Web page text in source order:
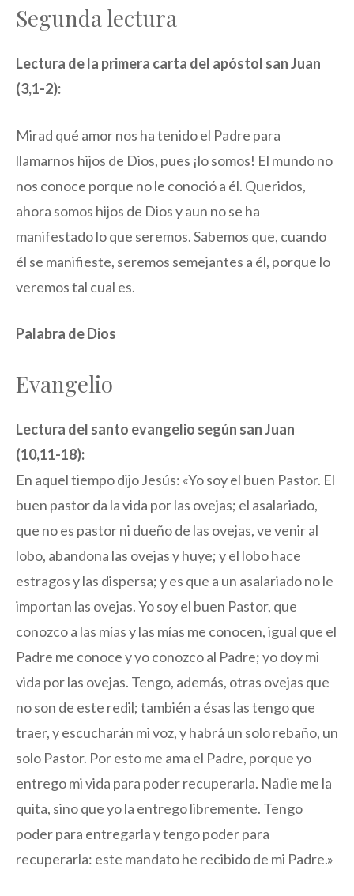
Segunda lectura
Lectura de la primera carta del apóstol san Juan
(3,1-2):
Mirad qué amor nos ha tenido el Padre para
llamarnos hijos de Dios, pues ¡lo somos! El mundo no
nos conoce porque no le conoció a él. Queridos,
ahora somos hijos de Dios y aun no se ha
manifestado lo que seremos. Sabemos que, cuando
él se manifieste, seremos semejantes a él, porque lo
veremos tal cual es.
Palabra de Dios
Evangelio
Lectura del santo evangelio según san Juan
(10,11-18):
En aquel tiempo dijo Jesús: «Yo soy el buen Pastor. El
buen pastor da la vida por las ovejas; el asalariado,
que no es pastor ni dueño de las ovejas, ve venir al
lobo, abandona las ovejas y huye; y el lobo hace
estragos y las dispersa; y es que a un asalariado no le
importan las ovejas. Yo soy el buen Pastor, que
conozco a las mías y las mías me conocen, igual que el
Padre me conoce y yo conozco al Padre; yo doy mi
vida por las ovejas. Tengo, además, otras ovejas que
no son de este redil; también a ésas las tengo que
traer, y escucharán mi voz, y habrá un solo rebaño, un
solo Pastor. Por esto me ama el Padre, porque yo
entrego mi vida para poder recuperarla. Nadie me la
quita, sino que yo la entrego libremente. Tengo
poder para entregarla y tengo poder para
recuperarla: este mandato he recibido de mi Padre.»